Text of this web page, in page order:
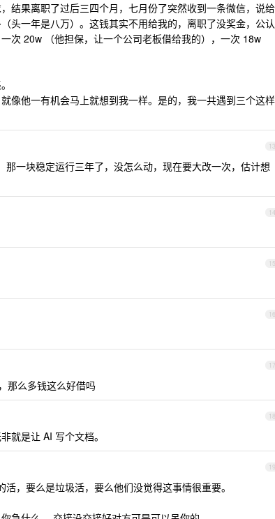
结果离职了过后三四个月，七月份了突然收到一条微信，说给
头一年是八万）。这钱其实不用给我的，离职了没奖金，公认
次 20w （他担保，让一个公司老板借给我的），一次 18w
像他一有机会马上就想到我一样。是的，我一共遇到三个这样
13
那一块稳定运行三年了，没怎么动，现在要大改一次，估计想
14
15
16
17
那么多钱这么好借吗
18
就是让 AI 写个文档。
19
，要么是垃圾活，要么他们没觉得这事情很重要。